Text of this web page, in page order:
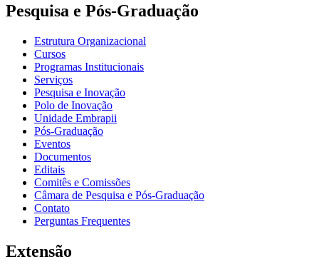
Pesquisa e Pós-Graduação
Estrutura Organizacional
Cursos
Programas Institucionais
Serviços
Pesquisa e Inovação
Polo de Inovação
Unidade Embrapii
Pós-Graduação
Eventos
Documentos
Editais
Comitês e Comissões
Câmara de Pesquisa e Pós-Graduação
Contato
Perguntas Frequentes
Extensão